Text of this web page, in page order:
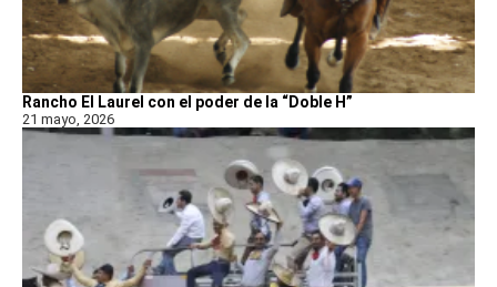
Rancho El Laurel con el poder de la “Doble H”
21 mayo, 2026